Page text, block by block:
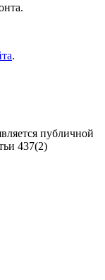
.
публичной
437(2)